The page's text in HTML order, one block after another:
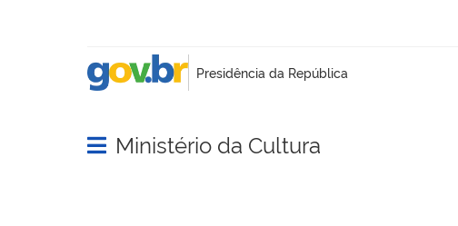
Abrir menu principal de navegação
Ministério da Cultura